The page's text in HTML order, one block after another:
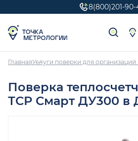
8(800)201-90-
ГлавнаяУслуги поверки для
Поверка
ТСР Смарт ДУ300 в